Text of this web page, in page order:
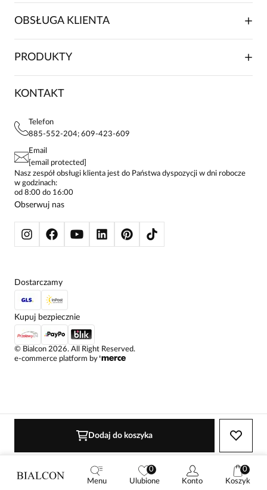
Dodaj do koszyka
O NAS
FRANCZYZA
KONTAKTY
OBSŁUGA KLIENTA
SKŁADANIE ZAMÓWIENIA
FAQ
POLITYKA PRYWATNOŚCI
STREFA STAŁEGO KLIENTA
PRODUKTY
SUKIENKI
KOSZULE DAMSKIE
SPODNIE DAMSKIE
ŻAKIETY I MARYNARKI
SWETRY
BLUZY
KONTAKT
Telefon
885-552-204; 609-423-609
Email
[email protected]
Nasz zespół obsługi klienta jest do Państwa dyspozycji w dni robocze
w godzinach:
od 8:00 do 16:00
Obserwuj nas
© Bialcon 2026. All Right Reserved.
e-commerce platform by
Dostarczamy
Kupuj bezpiecznie
Menu
0
Ulubione
Konto
0
Koszyk